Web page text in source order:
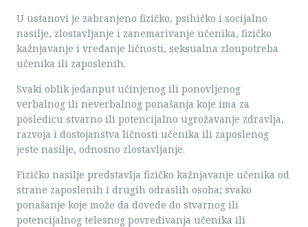
U ustanovi je zabranjeno fizičko, psihičko i socijalno
nasilje, zlostavljanje i zanemarivanje učenika, fizičko
kažnjavanje i vređanje ličnosti, seksualna zloupotreba
učenika ili zaposlenih.
Svaki oblik jedanput učinjenog ili ponovljenog
verbalnog ili neverbalnog ponašanja koje ima za
posledicu stvarno ili potencijalno ugrožavanje zdravlja,
razvoja i dostojanstva ličnosti učenika ili zaposlenog
jeste nasilje, odnosno zlostavljanje.
Fizičko nasilje predstavlja fizičko kažnjavanje učenika od
strane zaposlenih i drugih odraslih osoba; svako
ponašanje koje može da dovede do stvarnog ili
potencijalnog telesnog povređivanja učenika ili